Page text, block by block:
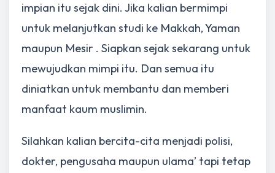
impian itu sejak dini. Jika kalian bermimpi
untuk melanjutkan studi ke Makkah, Yaman
maupun Mesir . Siapkan sejak sekarang untuk
mewujudkan mimpi itu. Dan semua itu
diniatkan untuk membantu dan memberi
manfaat kaum muslimin.
Silahkan kalian bercita-cita menjadi polisi,
dokter, pengusaha maupun ulama’ tapi tetap